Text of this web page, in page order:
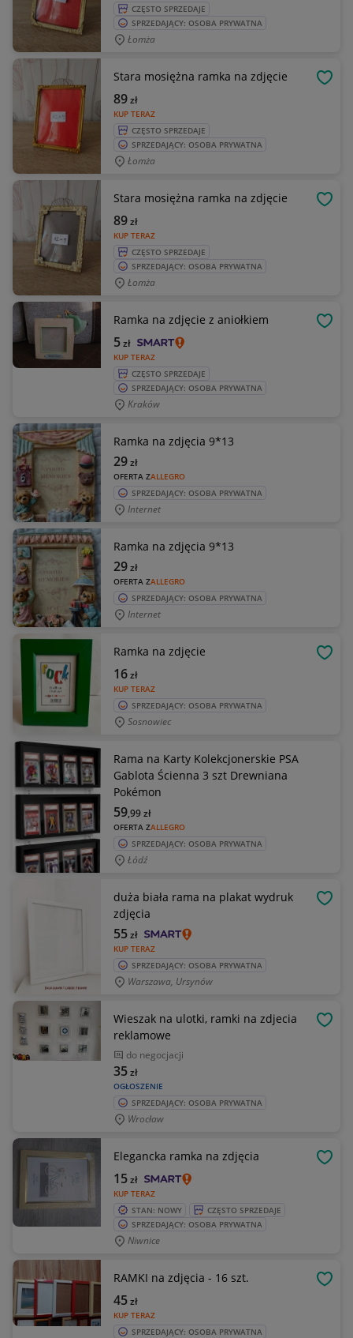
CZĘSTO SPRZEDAJE
SPRZEDAJĄCY: OSOBA PRYWATNA
Łomża
Stara mosiężna ramka na zdjęcie
KUP TERAZ
89zł
CZĘSTO SPRZEDAJE
SPRZEDAJĄCY: OSOBA PRYWATNA
Łomża
Stara mosiężna ramka na zdjęcie
KUP TERAZ
89zł
CZĘSTO SPRZEDAJE
SPRZEDAJĄCY: OSOBA PRYWATNA
Łomża
Ramka na zdjęcie z aniołkiem
KUP TERAZ
5zł
CZĘSTO SPRZEDAJE
SPRZEDAJĄCY: OSOBA PRYWATNA
Kraków
Ramka na zdjęcia 9*13
OFERTA ZALLEGRO
29zł
SPRZEDAJĄCY: OSOBA PRYWATNA
Internet
Ramka na zdjęcia 9*13
OFERTA ZALLEGRO
29zł
SPRZEDAJĄCY: OSOBA PRYWATNA
Internet
Ramka na zdjęcie
KUP TERAZ
16zł
SPRZEDAJĄCY: OSOBA PRYWATNA
Sosnowiec
Rama na Karty Kolekcjonerskie PSA
Gablota Ścienna 3 szt Drewniana
Pokémon
OFERTA ZALLEGRO
59,99zł
SPRZEDAJĄCY: OSOBA PRYWATNA
Łódź
duża biała rama na plakat wydruk
zdjęcia
KUP TERAZ
55zł
SPRZEDAJĄCY: OSOBA PRYWATNA
Warszawa, Ursynów
Wieszak na ulotki, ramki na zdjecia
reklamowe
do negocjacji
OGŁOSZENIE
35zł
SPRZEDAJĄCY: OSOBA PRYWATNA
Wrocław
Elegancka ramka na zdjęcia
KUP TERAZ
15zł
STAN: NOWY
CZĘSTO SPRZEDAJE
SPRZEDAJĄCY: OSOBA PRYWATNA
Niwnice
RAMKI na zdjęcia - 16 szt.
KUP TERAZ
45zł
SPRZEDAJĄCY: OSOBA PRYWATNA